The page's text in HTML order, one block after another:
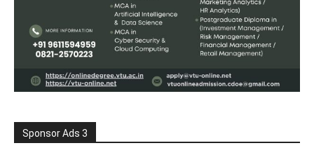
Sponsor Ads 3